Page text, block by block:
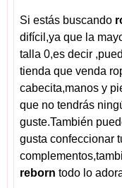
Si estás buscando
difícil,ya que la
talla 0,es decir
tienda que venda
cabecita,manos y
que no tendrás
guste.También
gusta confeccionar
reborn todo lo